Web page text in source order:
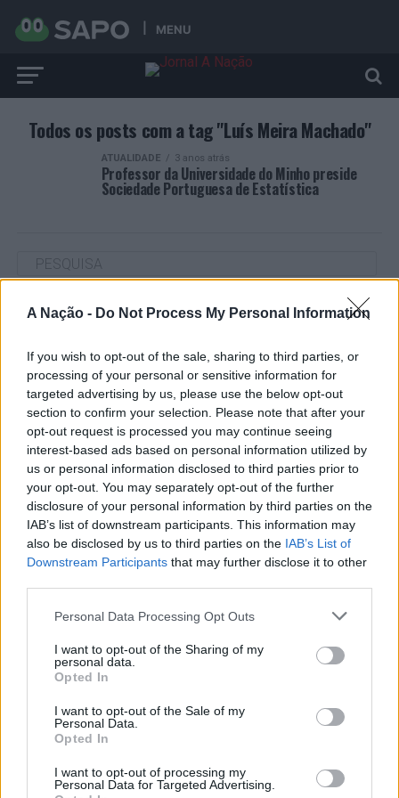
A Nação - Do Not Process My Personal Information
If you wish to opt-out of the sale, sharing to third parties, or
processing of your personal or sensitive information for
targeted advertising by us, please use the below opt-out
section to confirm your selection. Please note that after your
opt-out request is processed you may continue seeing
interest-based ads based on personal information utilized by
us or personal information disclosed to third parties prior to
your opt-out. You may separately opt-out of the further
disclosure of your personal information by third parties on the
IAB’s list of downstream participants. This information may
also be disclosed by us to third parties on the IAB’s List of
Downstream Participants that may further disclose it to other
Personal Data Processing Opt Outs
I want to opt-out of the Sharing of my
personal data.
Opted In
I want to opt-out of the Sale of my
Personal Data.
Opted In
I want to opt-out of processing my
Personal Data for Targeted Advertising.
MENU
Todos os posts com a tag "Luís Meira Machado"
ATUALIDADE 3 anos atrás
Professor da Universidade do Minho preside
Sociedade Portuguesa de Estatística
ARTIGOS RECENTES
com vitória do francês Luca Van Assche
Castelo Branco: “Bienal Internacional de Artes e Ofícios”
promete afirmar artesanato, património e inovação como
“motores de desenvolvimento económico e cultural” do
município português
Covilhã: Especialista aponta investimento estrangeiro e
valorização imobiliária como motores do crescimento da
Beira Interior
Rio de Janeiro: Governo do Estado propõe parceria com a
FUNCEX para “reforçar inteligência sobre comércio
Esposende acolhe festival de kitesurf
COMENTÁRIOS RECENTES
ÚLTIMAS DESTAQUE VIDEOS